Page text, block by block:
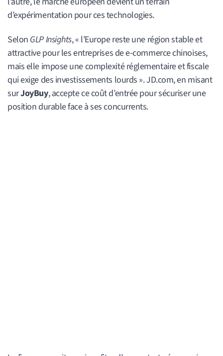
d’expérimentation pour ces technologies.
Selon GLP Insights, « l’Europe reste une région stable et
attractive pour les entreprises de e-commerce chinoises,
mais elle impose une complexité réglementaire et fiscale
qui exige des investissements lourds ». JD.com, en misant
surJoyBuy, accepte ce coût d’entrée pour sécuriser une
position durable face à ses concurrents.